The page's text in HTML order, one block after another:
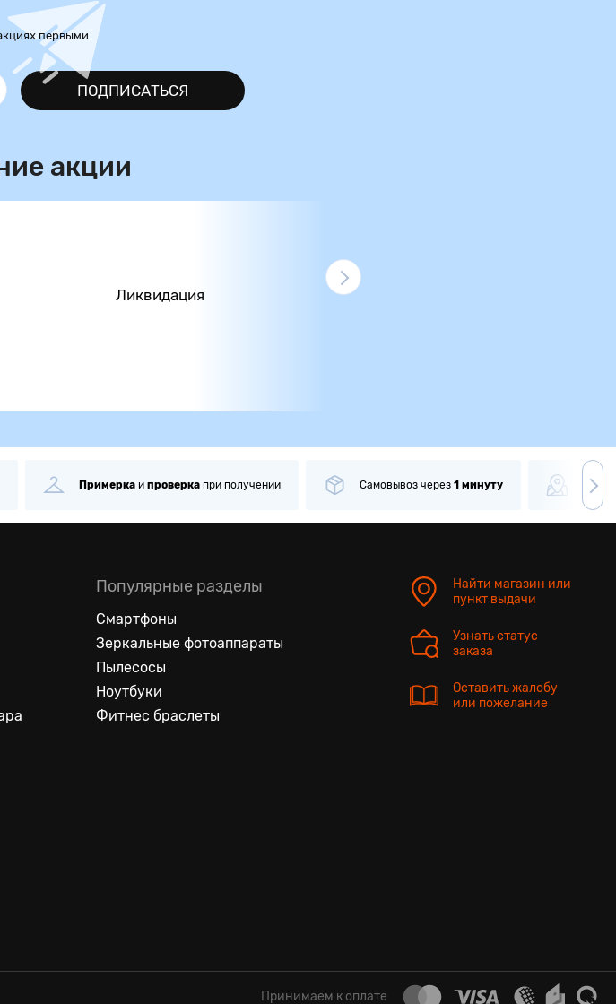
первыми
ПОДПИСАТЬСЯ
акции
Ликвидация
Примерка и проверка при получении Самовывоз через 1 минуту Более
Популярные разделы
Смартфоны
Зеркальные фотоаппараты
Пылесосы
Ноутбуки
Фитнес браслеты
Найти магазин или
пункт выдачи
Узнать статус
заказа
Оставить жалобу
или пожелание
Принимаем к оплате